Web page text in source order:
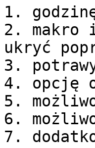
1.
2. makro
ukryć
3.
4. opcję
5.
6.
7.